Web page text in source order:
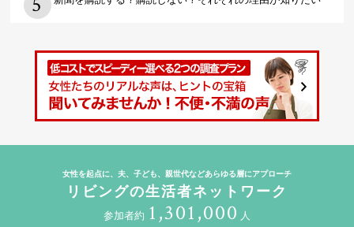
女性を起点に、夫、子ども、親世代などあらゆる層にアプローチ
リビングの生活者ネットワーク
参加者約 1,301,000 人